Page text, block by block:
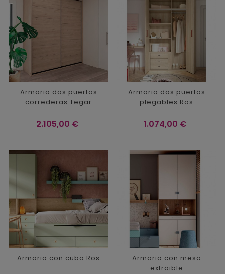
Armario dos puertas
correderas Tegar
Precio
2.105,00 €
Armario dos puertas
plegables Ros
Precio
1.074,00 €
Armario con cubo Ros
Armario con mesa
extraible